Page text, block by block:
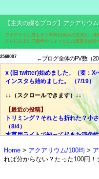
【主夫の綴るブログ】アクアリウ
アクアリウム歴もすぐ20年目突入の主夫が、
さらにおまけで自作やちょっとした裏技を紹介
2568097 ←ブログ全体のPV数（
x (旧 twitter)始めました。（要：X
インスタも始めました。 （7/19）
↓↓（スクロールできます）↓↓
【最近の投稿】
トリミング？それとも折れた？小
（8/4）
水草用ライトで知って起きた演色
価格、光量、スペクトル、ブラン
（7/21）
Home アクアリウム/100均
れば分からない？たった100円